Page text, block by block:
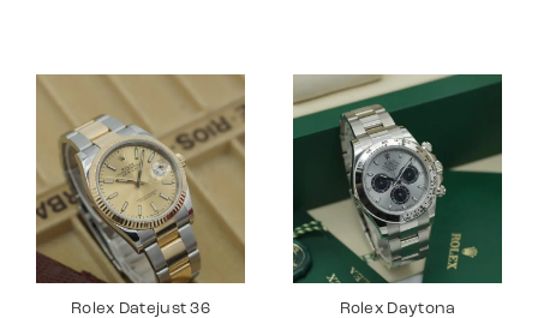
Rolex Datejust 36
Rolex Daytona